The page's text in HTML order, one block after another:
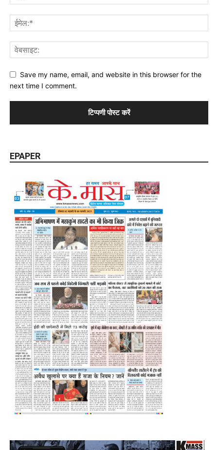
Save my name, email, and website in this browser for the
next time I comment.
EPAPER